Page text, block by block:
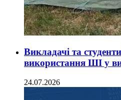
Викладачі та
використання ШІ у
24.07.2026